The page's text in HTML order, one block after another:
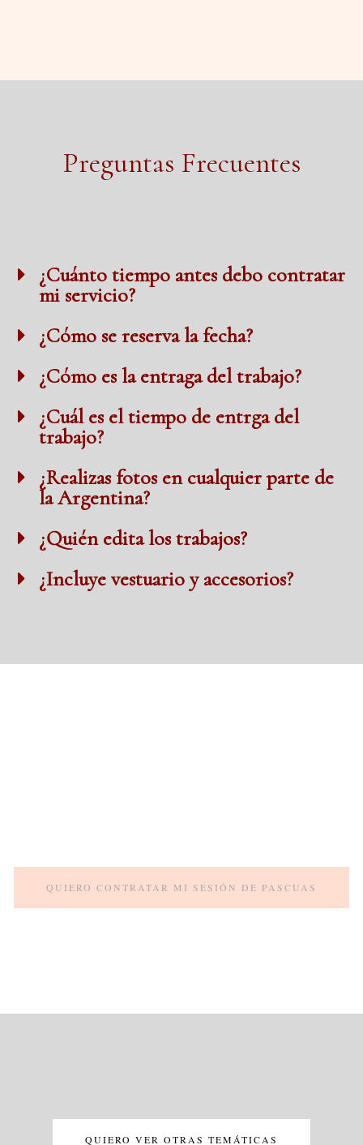
Preguntas Frecuentes
¿Cuánto tiempo antes debo contratar
mi servicio?
¿Cómo se reserva la fecha?
¿Cómo es la entraga del trabajo?
¿Cuál es el tiempo de entrga del
trabajo?
¿Realizas fotos en cualquier parte de
la Argentina?
¿Quién edita los trabajos?
¿Incluye vestuario y accesorios?
QUIERO CONTRATAR MI SESIÓN DE PASCUAS
QUIERO VER OTRAS TEMÁTICAS